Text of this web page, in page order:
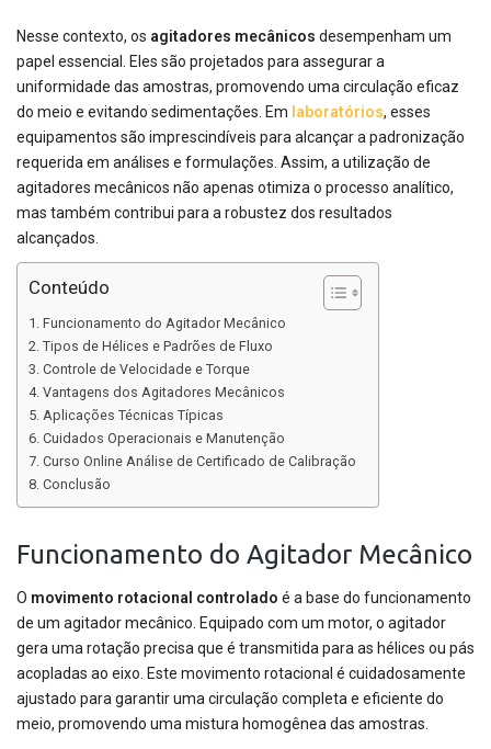
Nesse contexto, os agitadores mecânicos desempenham um
papel essencial. Eles são projetados para assegurar a
uniformidade das amostras, promovendo uma circulação eficaz
do meio e evitando sedimentações. Em laboratórios, esses
equipamentos são imprescindíveis para alcançar a padronização
requerida em análises e formulações. Assim, a utilização de
agitadores mecânicos não apenas otimiza o processo analítico,
mas também contribui para a robustez dos resultados
alcançados.
Conteúdo
Funcionamento do Agitador Mecânico
Tipos de Hélices e Padrões de Fluxo
Controle de Velocidade e Torque
Vantagens dos Agitadores Mecânicos
Aplicações Técnicas Típicas
Cuidados Operacionais e Manutenção
Curso Online Análise de Certificado de Calibração
Conclusão
Funcionamento do Agitador Mecânico
O movimento rotacional controlado é a base do funcionamento
de um agitador mecânico. Equipado com um motor, o agitador
gera uma rotação precisa que é transmitida para as hélices ou pás
acopladas ao eixo. Este movimento rotacional é cuidadosamente
ajustado para garantir uma circulação completa e eficiente do
meio, promovendo uma mistura homogênea das amostras.